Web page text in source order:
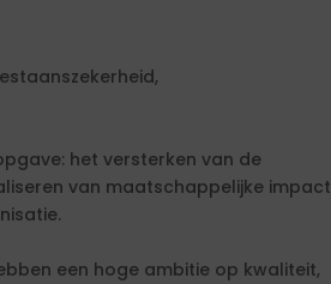
het versterken van de
van maatschappelijke impact
een hoge ambitie op kwaliteit,